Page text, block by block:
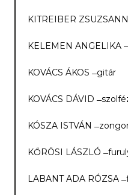
KITREIBER
KELEMEN ANGELIKA
KOVÁCS ÁKOS­­ ̶ gitár
KOVÁCS DÁVID
KÓSZA ISTVÁN
KŐRÖSI LÁSZLÓ­­
LABANT ADA RÓZSA